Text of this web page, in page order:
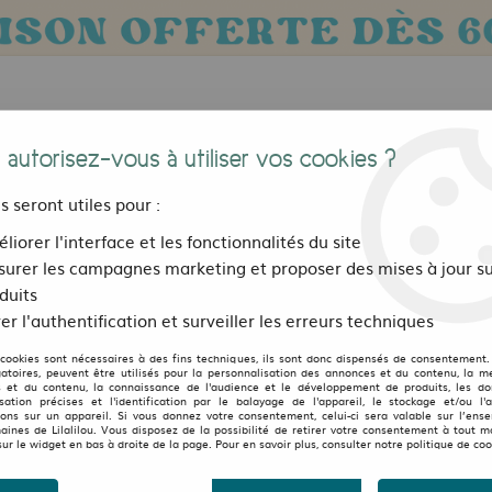
Bijoux, sacs et accessoires Pour les
>Chemise voile de coton Celadon
LILALILOU
Chemise voile de coton
3Avis Donnez
autorisez-vous à utiliser vos cookies ?
seront utiles pour :
l'interface et les fonctionnalités du site
les campagnes marketing et proposer des mises à jour
l'authentification et surveiller les erreurs techniques
sont nécessaires à des fins techniques, ils sont donc dispensés de
peuvent être utilisés pour la personnalisation des annonces et du contenu, la
et du contenu, la connaissance de l'audience et le développement de produits, les
précises et l'identification par le balayage de l'appareil, le stockage et/ou
sur un appareil. Si vous donnez votre consentement, celui-ci sera valable sur
de Lilalilou. Vous disposez de la possibilité de retirer votre consentement à tout
le widget en bas à droite de la page. Pour en savoir plus, consulter notre politique de